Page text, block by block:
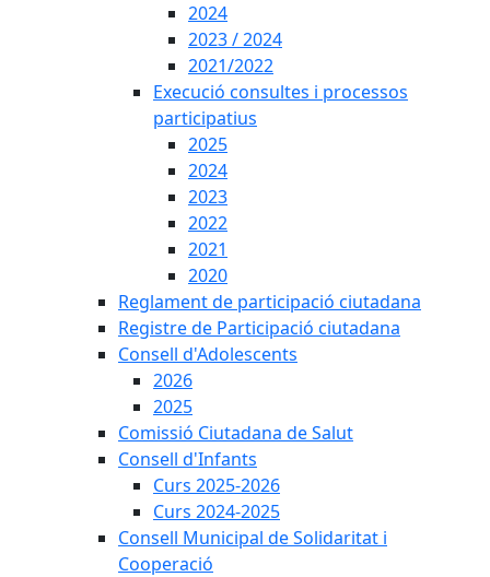
2024
2023 / 2024
2021/2022
Execució consultes i processos
participatius
2025
2024
2023
2022
2021
2020
Reglament de participació ciutadana
Registre de Participació ciutadana
Consell d'Adolescents
2026
2025
Comissió Ciutadana de Salut
Consell d'Infants
Curs 2025-2026
Curs 2024-2025
Consell Municipal de Solidaritat i
Cooperació